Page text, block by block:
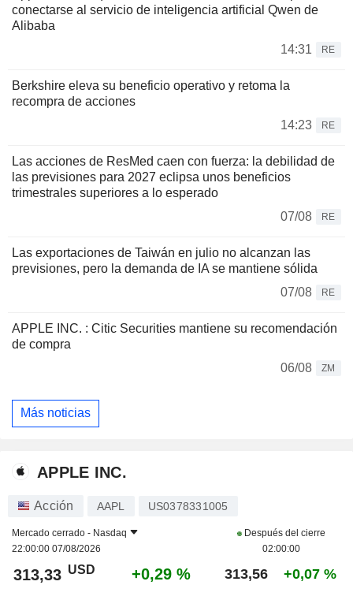
conectarse al servicio de inteligencia artificial Qwen de
Alibaba
14:31
RE
Berkshire eleva su beneficio operativo y retoma la
recompra de acciones
14:23
RE
Las acciones de ResMed caen con fuerza: la debilidad de
las previsiones para 2027 eclipsa unos beneficios
trimestrales superiores a lo esperado
07/08
RE
Las exportaciones de Taiwán en julio no alcanzan las
previsiones, pero la demanda de IA se mantiene sólida
07/08
RE
APPLE INC. : Citic Securities mantiene su recomendación
de compra
06/08
ZM
Más noticias
APPLE INC.
Acción AAPL US0378331005
Mercado cerrado - Nasdaq
22:00:00 07/08/2026
Después del cierre
02:00:00
313,33 USD +0,29 % 313,56 +0,07 %